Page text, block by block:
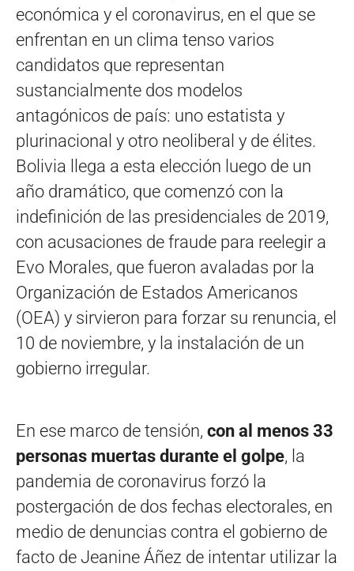
económica y el coronavirus, en el que se
enfrentan en un clima tenso varios
candidatos que representan
sustancialmente dos modelos
antagónicos de país: uno estatista y
plurinacional y otro neoliberal y de élites.
Bolivia llega a esta elección luego de un
año dramático, que comenzó con la
indefinición de las presidenciales de 2019,
con acusaciones de fraude para reelegir a
Evo Morales, que fueron avaladas por la
Organización de Estados Americanos
(OEA) y sirvieron para forzar su renuncia, el
10 de noviembre, y la instalación de un
gobierno irregular.
En ese marco de tensión, con al menos 33
personas muertas durante el golpe, la
pandemia de coronavirus forzó la
postergación de dos fechas electorales, en
medio de denuncias contra el gobierno de
facto de Jeanine Áñez de intentar utilizar la